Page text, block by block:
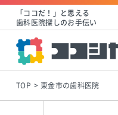
「ココだ！」と思える
歯科医院探しのお手伝い
TOP 東金市の歯科医院